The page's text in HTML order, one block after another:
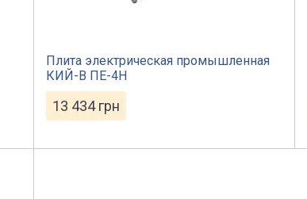
Плита электрическая промышленная
КИЙ-В ПЕ-4Н
13 434грн